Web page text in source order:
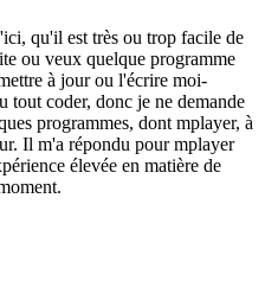
qu'il est très ou trop facile de
ou veux quelque programme
à jour ou l'écrire moi-
tout coder, donc je ne demande
programmes, dont mplayer, à
Il m'a répondu pour mplayer
élevée en matière de